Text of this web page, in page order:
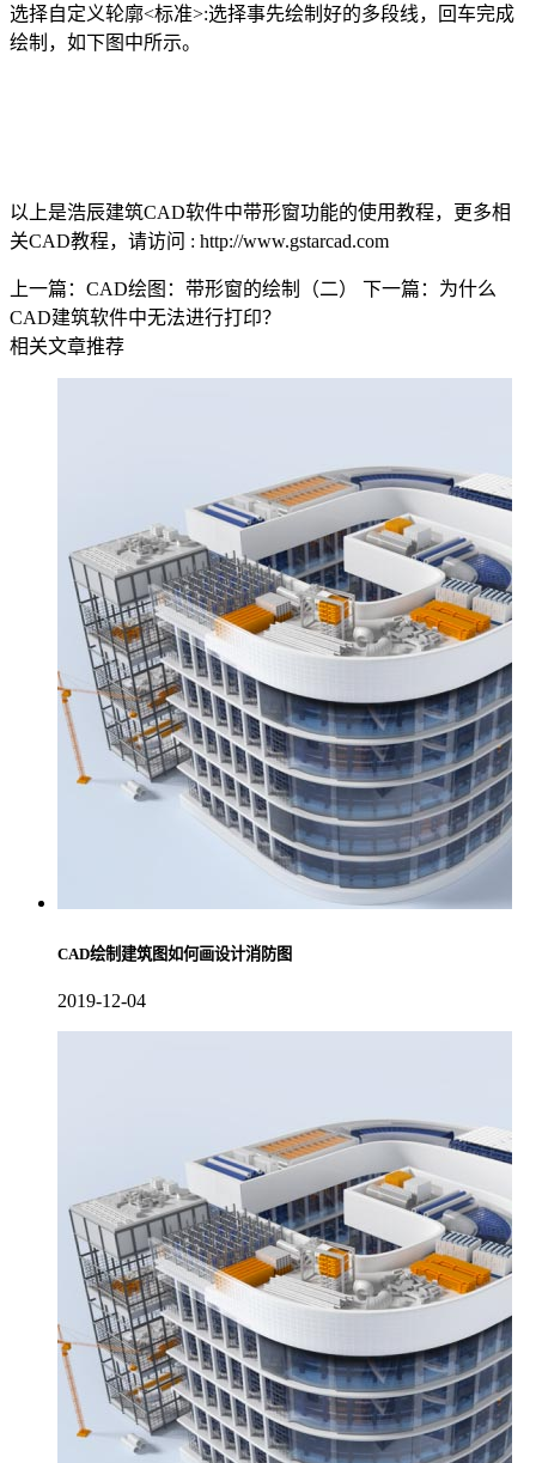
选择自定义轮廓<标准>:选择事先绘制好的多段线，回车完成
绘制，如下图中所示。
以上是浩辰建筑CAD软件中带形窗功能的使用教程，更多相
关CAD教程，请访问 : http://www.gstarcad.com
上一篇：CAD绘图：带形窗的绘制（二）
下一篇：为什么
CAD建筑软件中无法进行打印？
相关文章推荐
CAD绘制建筑图如何画设计消防图
2019-12-04